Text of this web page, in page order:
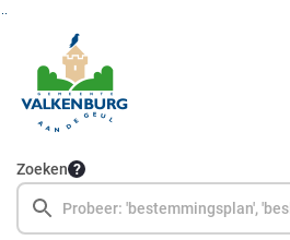
Zoeken